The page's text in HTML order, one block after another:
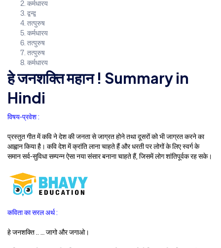
कर्मधारय
द्वन्द्व
तत्पुरुष
कर्मधारय
तत्पुरुष
तत्पुरुष
कर्मधारय
हे जनशक्ति महान ! Summary in
Hindi
विषय-प्रवेश :
प्रस्तुत गीत में कवि ने देश की जनता से जाग्रत होने तथा दूसरों को भी जाग्रत करने का
आह्वान किया है। कवि देश में क्रांति लाना चाहते हैं और धरती पर लोगों के लिए स्वर्ग के
समान सर्व-सुविधा सम्पन्न ऐसा नया संसार बनाना चाहते हैं, जिसमें लोग शांतिपूर्वक रह सके।
कविता का सरल अर्थ :
हे जनशक्ति .. … जागो और जगाओ।